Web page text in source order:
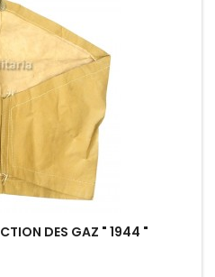
DES GAZ " 1944 "